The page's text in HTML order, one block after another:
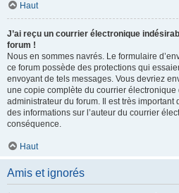
Haut
J’ai reçu un courrier électronique
forum !
Nous en sommes navrés. Le formulaire
ce forum possède des protections qui
envoyant de tels messages. Vous devriez
une copie complète du courrier électronique
administrateur du forum. Il est très important
des informations sur l’auteur du courrier
conséquence.
Haut
Amis et ignorés